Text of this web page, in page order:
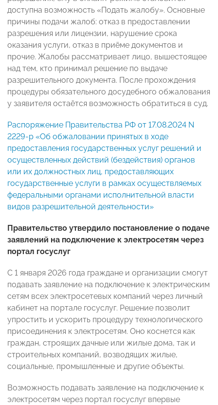
доступна возможность «Подать жалобу». Основные
причины подачи жалоб: отказ в предоставлении
разрешения или лицензии, нарушение срока
оказания услуги, отказ в приёме документов и
прочие. Жалобы рассматривает лицо, вышестоящее
над тем, кто принимал решение по выдаче
разрешительного документа. После прохождения
процедуры обязательного досудебного обжалования
у заявителя остаётся возможность обратиться в суд.
Распоряжение Правительства РФ от 17.08.2024 N
2229-р «Об обжаловании принятых в ходе
предоставления государственных услуг решений и
осуществленных действий (бездействия) органов
или их должностных лиц, предоставляющих
государственные услуги в рамках осуществляемых
федеральными органами исполнительной власти
видов разрешительной деятельности»
Правительство утвердило постановление о подаче
заявлений на подключение к электросетям через
портал госуслуг
С 1 января 2026 года граждане и организации смогут
подавать заявление на подключение к электрическим
сетям всех электросетевых компаний через личный
кабинет на портале госуслуг. Решение позволит
упростить и ускорить процедуру технологического
присоединения к электросетям. Оно коснется как
граждан, строящих дачные или жилые дома, так и
строительных компаний, возводящих жилые,
социальные, промышленные и другие объекты.
Возможность подавать заявление на подключение к
электросетям через портал госуслуг впервые